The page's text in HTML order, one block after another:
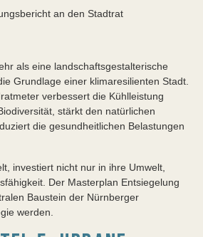
an den Stadtrat
als eine landschaftsgestalterische
Grundlage einer klimaresilienten Stadt.
verbessert die Kühlleistung
stärkt den natürlichen
die gesundheitlichen Belastungen
investiert nicht nur in ihre Umwelt,
Der Masterplan Entsiegelung
Baustein der Nürnberger
werden.